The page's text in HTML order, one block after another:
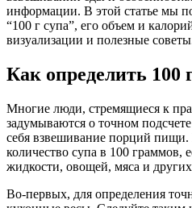
информации. В этой статье мы
“100 г супа”, его объем и
визуализации и полезные
Как определить 100
Многие люди, стремящиеся к
задумываются о точном
себя взвешивание порций
количество супа в 100 граммов,
жидкости, овощей, мяса и
Во-первых, для определения